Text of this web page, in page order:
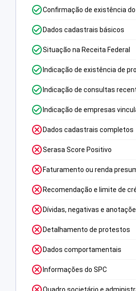
Confirmação de existência do
Dados cadastrais básicos
Situação na Receita Federal
Indicação de existência de
Indicação de consultas
Indicação de empresas
Dados cadastrais completos
Serasa Score Positivo
Faturamento ou renda
Recomendação e limite de
Dívidas, negativas e
Detalhamento de protestos
Dados comportamentais
Informações do SPC